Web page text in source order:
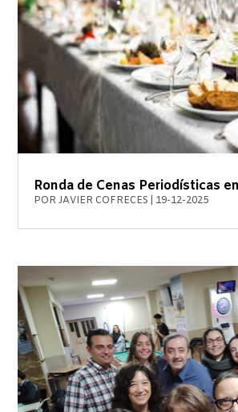
Ronda de Cenas Periodísticas
PORJAVIER COFRECES 19-12-2025